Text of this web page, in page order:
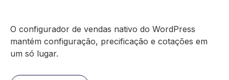
O configurador de vendas nativo do WordPress
mantém configuração, precificação e cotações em
um só lugar.